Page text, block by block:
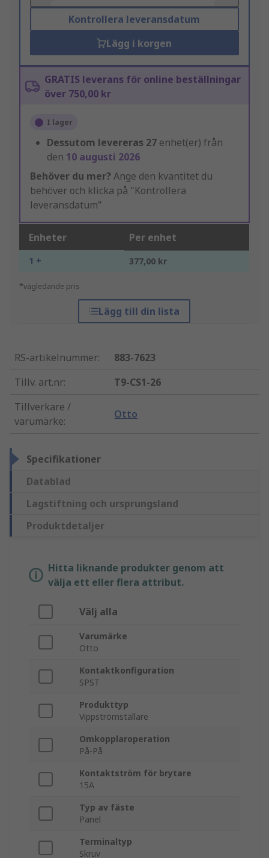
Kontrollera leveransdatum
Lägg i korgen
GRATIS leverans för online beställningar
över 750,00 kr
I lager
Dessutom levereras 27 enhet(er) från
den 10 augusti 2026
Behöver du mer? Ange den kvantitet du
behöver och klicka på "Kontrollera
leveransdatum"
Enheter Per enhet
1 + 377,00 kr
*vägledande pris
Lägg till din lista
RS-artikelnummer:
883-7623
Tillv. art.nr:
T9-CS1-26
Tillverkare /
varumärke:
Otto
Specifikationer
Datablad
Lagstiftning och ursprungsland
Produktdetaljer
Hitta liknande produkter genom att
välja ett eller flera attribut.
Välj alla
Varumärke
Otto
Kontaktkonfiguration
SPST
Produkttyp
Vippströmställare
Omkopplaroperation
På-På
Kontaktström för brytare
15A
Typ av fäste
Panel
Terminaltyp
Skruv